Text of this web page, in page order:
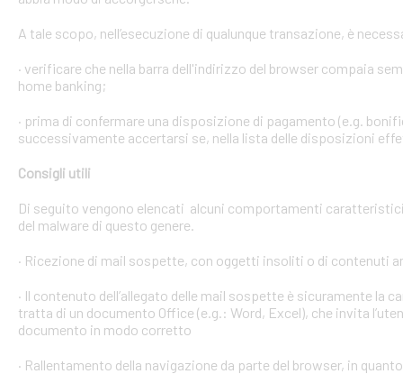
A tale scopo, nell’esecuzione di qualunque transazione, è
· verificare che nella barra dell'indirizzo del browser compaia
home banking;
· prima di confermare una disposizione di pagamento (e.g.
successivamente accertarsi se, nella lista delle disposizioni
Consigli utili
Di seguito vengono elencati alcuni comportamenti
del malware di questo genere.
· Ricezione di mail sospette, con oggetti insoliti o di contenuti
· Il contenuto dell’allegato delle mail sospette è sicuramente
tratta di un documento Office (e.g.: Word, Excel), che invita
documento in modo corretto
· Rallentamento della navigazione da parte del browser, in